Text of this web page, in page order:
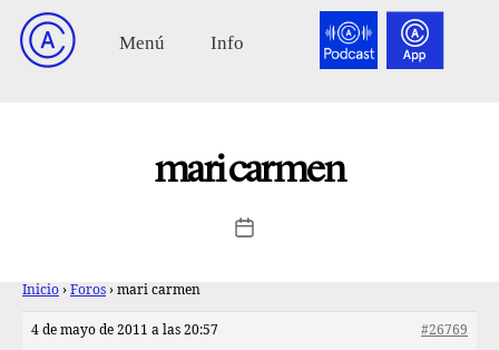
mari carmen
Inicio › Foros › mari carmen
4 de mayo de 2011 a las 20:57
#26769